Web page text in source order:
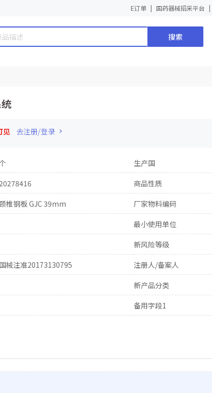
E订单 国药器械招采平台
搜索
见 去注册/登录
生产国
商品性质
椎钢板 GJC 39mm 厂家物料编码
最小使用单位
新风险等级
国械注准20173130795 注册人/备案人
新产品分类
备用字段1